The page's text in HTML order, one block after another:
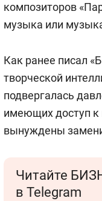
композиторов
музыка или
Как ранее писал
творческой
подвергалась
имеющих доступ
вынуждены
Читайте
в Telegram